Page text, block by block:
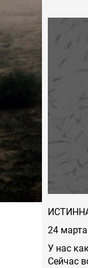
24
У нас
Сейчас